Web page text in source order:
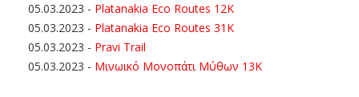
05.03.2023 - Platanakia Eco Routes 12K
05.03.2023 - Platanakia Eco Routes 31K
05.03.2023 - Pravi Trail
05.03.2023 - Μινωικό Μονοπάτι Μύθων 13Κ